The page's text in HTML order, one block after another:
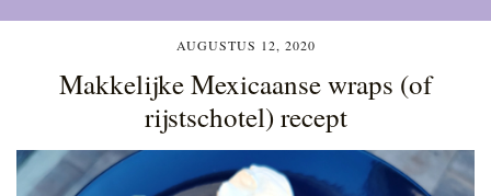
AUGUSTUS 12, 2020
Makkelijke Mexicaanse wraps (of
rijstschotel) recept